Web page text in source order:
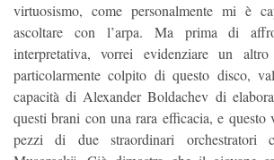
virtuosismo, come personalmente mi è
ascoltare con l’arpa. Ma prima di
interpretativa, vorrei evidenziare un
particolarmente colpito di questo disco,
capacità di Alexander Boldachev di
questi brani con una rara efficacia, e questo
pezzi di due straordinari orchestratori